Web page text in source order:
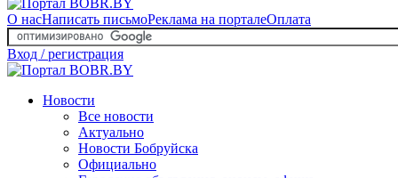
О насНаписать письмоРеклама на порталеОплата
Вход / регистрация
Новости
Все новости
Актуально
Новости Бобруйска
Официально